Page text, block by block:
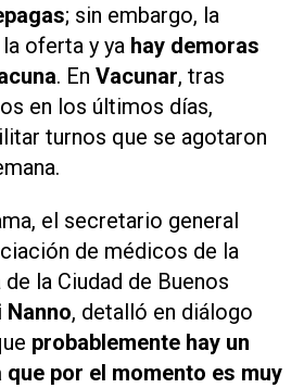
; sin embargo, la
oferta y ya hay demoras
. En Vacunar, tras
en los últimos días,
turnos que se agotaron
el secretario general
de médicos de la
la Ciudad de Buenos
Nanno, detalló en diálogo
probablemente hay un
por el momento es muy